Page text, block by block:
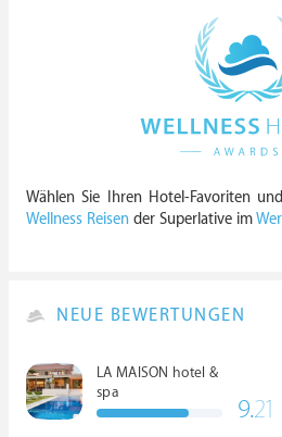
Wählen Sie Ihren Hotel-Favoriten
Wellness Reisen der Superlative im
NEUE BEWERTUNGEN
LA MAISON hotel &
spa
9.21